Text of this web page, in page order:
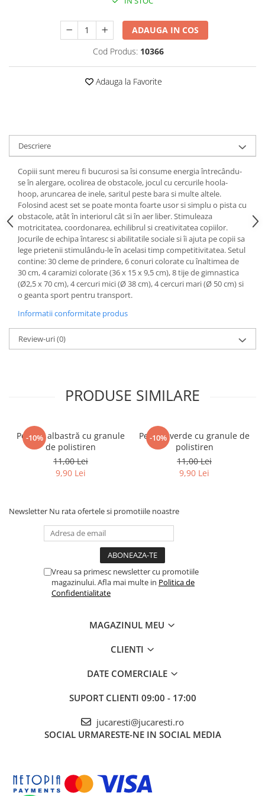
Puzzle-uri progresive
Puzzle-uri stratificate
Creioane colorate si carioci
Instrumente si accesorii pentru
Modelaj
Pictura pe numere
Sarma plusata
Seturi de creatie
Tablouri diamonds
Jocuri de societate pentru copii
Jocuri logice pentru copii
Jocuri matematice
Jocuri pentru stimularea
Stimulare tactila
Seturi si jocuri magnetice
ADAUGA IN COS
Cod Produs: 10366
Adauga la Favorite
Descriere
Copiii sunt mereu fi bucurosi sa îsi consume energia întrecându-
se în alergare, ocolirea de obstacole, jocul cu cercurile hoola-
hoop, aruncarea de inele, saritul peste bara si multe altele.
Folosind acest set se poate monta foarte usor si simplu o pista cu
obstacole, atât în interiorul cât si în aer liber. Stimuleaza
motricitatea, coordonarea, echilibrul si creativitatea copiilor.
Jocurile de echipa întaresc si abilitatile sociale si îi ajuta pe copii sa
lege prietenii stimulându-le în acelasi timp competitivitatea. Setul
contine: 30 cleme de prindere, 6 conuri colorate cu înaltimea de
30 cm, 4 caramizi colorate (36 x 15 x 9,5 cm), 8 tije de gimnastica
(Ø2,5 x 70 cm), 4 cercuri mici (Ø 38 cm), 4 cercuri mari (Ø 50 cm) si
o geanta sport pentru transport.
Informatii conformitate produs
Review-uri(0)
PRODUSE SIMILARE
-10%
Perniţă albastră cu granule
de polistiren
11,00 Lei
9,90 Lei
-10%
Perniţă verde cu granule de
polistiren
11,00 Lei
9,90 Lei
Newsletter Nu rata ofertele si promotiile noastre
Vreau sa primesc newsletter cu promotiile
magazinului. Afla mai multe in Politica de
Confidentialitate
MAGAZINUL MEU
CLIENTI
DATE COMERCIALE
SUPORT CLIENTI 09:00 - 17:00
jucaresti@jucaresti.ro
SOCIAL URMARESTE-NE IN SOCIAL MEDIA